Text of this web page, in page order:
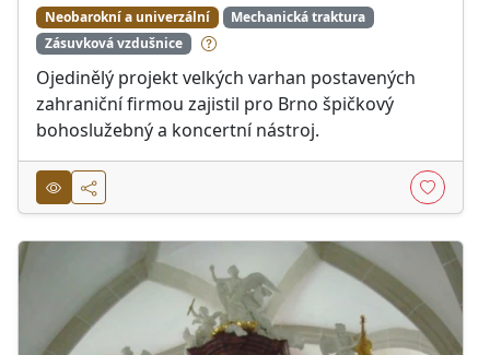
Neobarokní a univerzální
Mechanická traktura
Zásuvková vzdušnice
Ojedinělý projekt velkých varhan postavených
zahraniční firmou zajistil pro Brno špičkový
bohoslužebný a koncertní nástroj.